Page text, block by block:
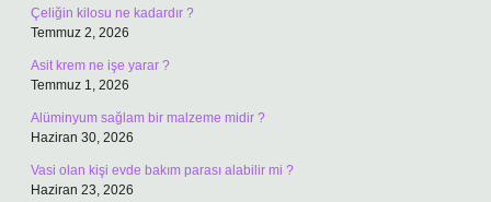
Çeliğin kilosu ne kadardır ?
Temmuz 2, 2026
Asit krem ne işe yarar ?
Temmuz 1, 2026
Alüminyum sağlam bir malzeme midir ?
Haziran 30, 2026
Vasi olan kişi evde bakım parası alabilir mi ?
Haziran 23, 2026